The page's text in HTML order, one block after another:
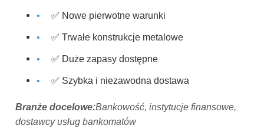
✅ Nowe pierwotne warunki
✅ Trwałe konstrukcje metalowe
✅ Duże zapasy dostępne
✅ Szybka i niezawodna dostawa
Branże docelowe:Bankowość, instytucje finansowe,
dostawcy usług bankomatów